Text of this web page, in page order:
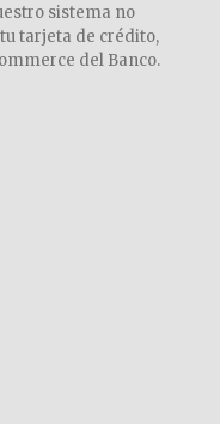
sistema no
tarjeta de crédito,
del Banco.